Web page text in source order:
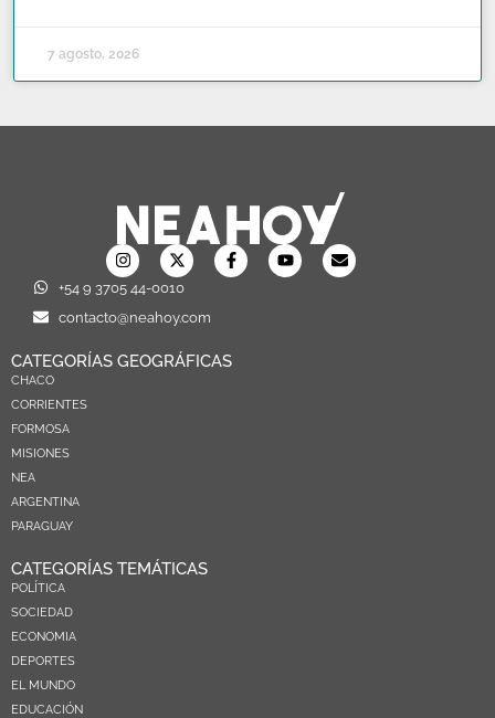
7 agosto, 2026
+54 9 3705 44-0010
contacto@neahoy.com
CATEGORÍAS GEOGRÁFICAS
CHACO
CORRIENTES
FORMOSA
MISIONES
NEA
ARGENTINA
PARAGUAY
CATEGORÍAS TEMÁTICAS
POLÍTICA
SOCIEDAD
ECONOMIA
DEPORTES
EL MUNDO
EDUCACIÓN